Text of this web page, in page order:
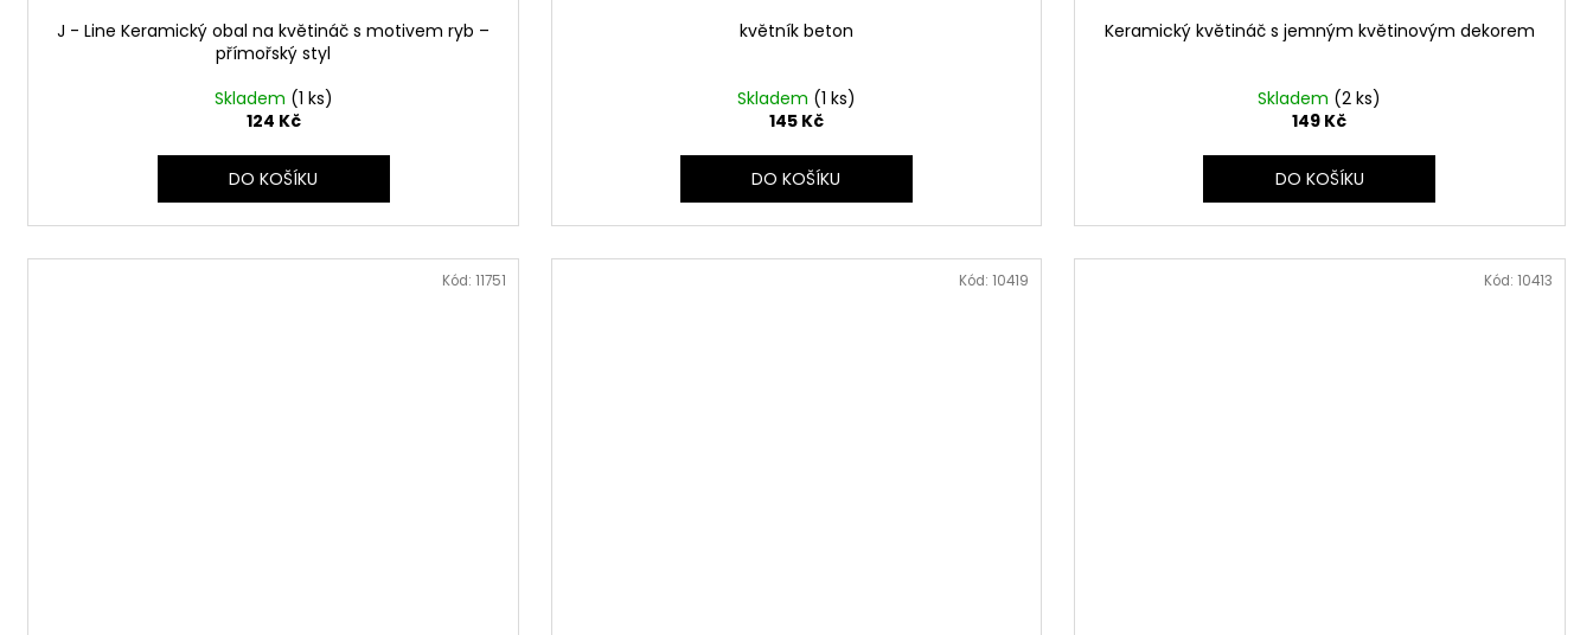
J - Line Keramický obal na květináč s motivem ryb –
přímořský styl
Skladem (1 ks)
124 Kč
DO KOŠÍKU
květník beton
Skladem (1 ks)
145 Kč
DO KOŠÍKU
Keramický květináč s jemným květinovým dekorem
Skladem (2 ks)
149 Kč
DO KOŠÍKU
Kód: 11751 Kód:10419 Kód: 10413